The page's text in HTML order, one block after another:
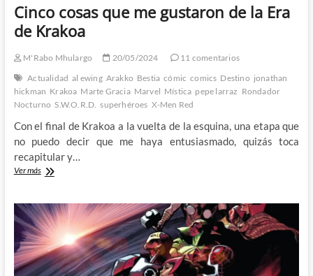
Cinco cosas que me gustaron de la Era
de Krakoa
M'Rabo Mhulargo 20/05/2024
11 comentarios
Actualidad al ewing Arakko Bestia cómic comics Destino jonathan
hickman Krakoa Marte Gracia Marvel Mística pepe larraz Rondador
Nocturno S.W.O.R.D. superhéroes X-Men Red
Con el final de Krakoa a la vuelta de la esquina, una etapa que
no puedo decir que me haya entusiasmado, quizás toca
recapitular y…
Ver másCinco
me
gustaron
de
la
Era
de